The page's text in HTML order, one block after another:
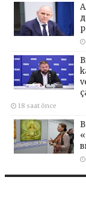
18 saat önce